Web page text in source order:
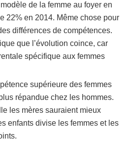
de la femme au foyer en
22% en 2014. Même chose pour
différences de compétences.
que l’évolution coince, car
spécifique aux femmes
supérieure des femmes
répandue chez les hommes.
les mères sauraient mieux
enfants divise les femmes et les